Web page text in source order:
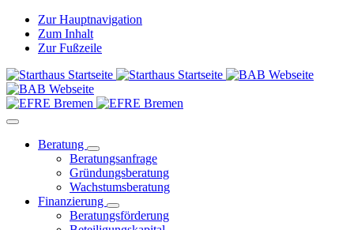
Zur Hauptnavigation
Zum Inhalt
Zur Fußzeile
Beratung
Beratungsanfrage
Gründungsberatung
Wachstumsberatung
Finanzierung
Beratungsförderung